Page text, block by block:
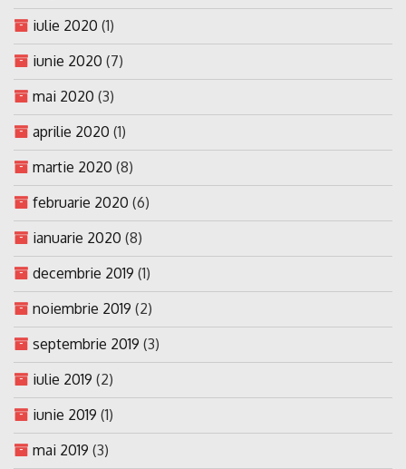
iulie 2020 (1)
iunie 2020 (7)
mai 2020 (3)
aprilie 2020 (1)
martie 2020 (8)
februarie 2020 (6)
ianuarie 2020 (8)
decembrie 2019 (1)
noiembrie 2019 (2)
septembrie 2019 (3)
iulie 2019 (2)
iunie 2019 (1)
mai 2019 (3)